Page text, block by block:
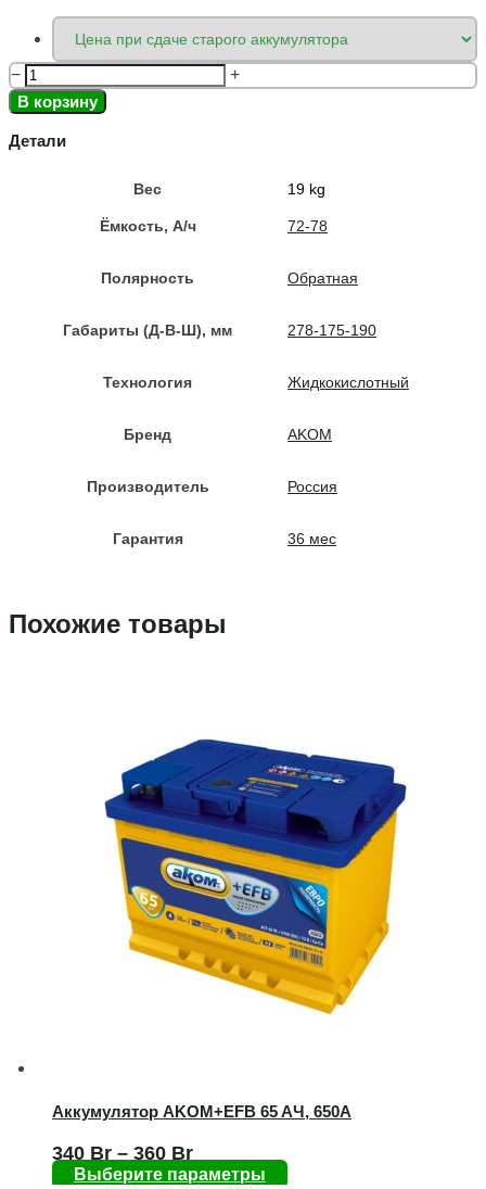
−
+
В корзину
Детали
Вес 19 kg
Ёмкость, A/ч 72-78
Полярность Обратная
Габариты (Д-В-Ш), мм 278-175-190
Технология Жидкокислотный
Бренд AKOM
Производитель Россия
Гарантия 36 мес
Похожие товары
Аккумулятор AKOM+EFB 65 AЧ, 650А
340 Br – 360 Br
Выберите параметры